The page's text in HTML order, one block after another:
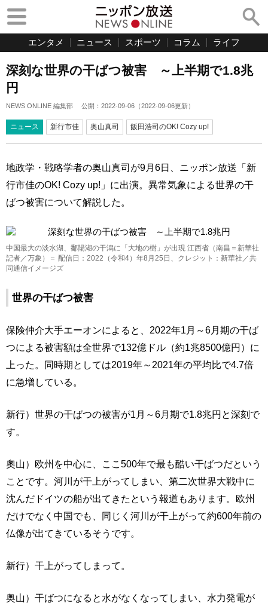
エンタメ ニュース スポーツ コラム ライフ
深刻な世界の干ばつ被害 ～上半期で1.8兆
円
NEWS ONLINE 編集部 公開： 2022-09-06 （2022-09-06更新）
ニュース 新行市佳 奥山真司 飯田浩司のOK! Cozy up!
地政学・戦略学者の奥山真司が9月6日、ニッポン放送「新
行市佳のOK! Cozy up!」に出演。異常気象による世界の干
ばつ被害について解説した。
中国最大の淡水湖、鄱陽湖の干潟に「大地の樹」が出現 江西省（南昌＝新華社
記者／万象）＝ 配信日：2022（令和4）年8月25日、クレジット：新華社／共
同通信イメージズ
世界の干ばつ被害
保険仲介大手エーオンによると、2022年1月～6月期の干ば
つによる被害額は全世界で132億ドル（約1兆8500億円）に
上った。同時期としては2019年～2021年の平均比で4.7倍
に急増している。
新行）世界の干ばつの被害が1月～6月期で1.8兆円と深刻で
す。
奧山）欧州を中心に、ここ500年で最も酷い干ばつだという
ことです。河川が干上がってしまい、第二次世界大戦中に
沈んだドイツの船が出てきたという報道もあります。欧州
だけでなく中国でも、同じく河川が干上がって約600年前の
仏像が出てきているそうです。
新行）干上がってしまって。
奥山）干ばつになると水がなくなってしまい、水力発電が